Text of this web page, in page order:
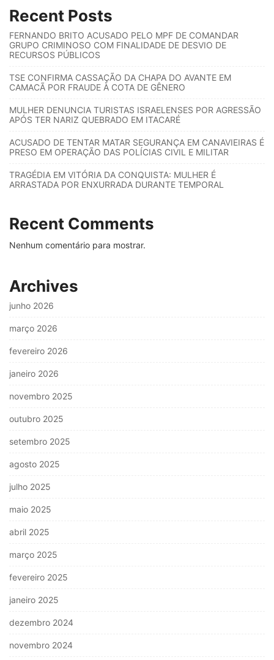
Recent Posts
FERNANDO BRITO ACUSADO PELO MPF DE COMANDAR
GRUPO CRIMINOSO COM FINALIDADE DE DESVIO DE
RECURSOS PÚBLICOS
TSE CONFIRMA CASSAÇÃO DA CHAPA DO AVANTE EM
CAMACÃ POR FRAUDE À COTA DE GÊNERO
MULHER DENUNCIA TURISTAS ISRAELENSES POR AGRESSÃO
APÓS TER NARIZ QUEBRADO EM ITACARÉ
ACUSADO DE TENTAR MATAR SEGURANÇA EM CANAVIEIRAS É
PRESO EM OPERAÇÃO DAS POLÍCIAS CIVIL E MILITAR
TRAGÉDIA EM VITÓRIA DA CONQUISTA: MULHER É
ARRASTADA POR ENXURRADA DURANTE TEMPORAL
Recent Comments
Nenhum comentário para mostrar.
Archives
junho 2026
março 2026
fevereiro 2026
janeiro 2026
novembro 2025
outubro 2025
setembro 2025
agosto 2025
julho 2025
maio 2025
abril 2025
março 2025
fevereiro 2025
janeiro 2025
dezembro 2024
novembro 2024